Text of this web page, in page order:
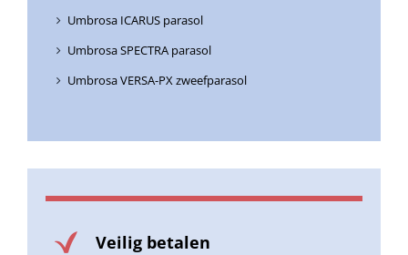
Umbrosa ICARUS parasol
Umbrosa SPECTRA parasol
Umbrosa VERSA-PX zweefparasol
Veilig betalen